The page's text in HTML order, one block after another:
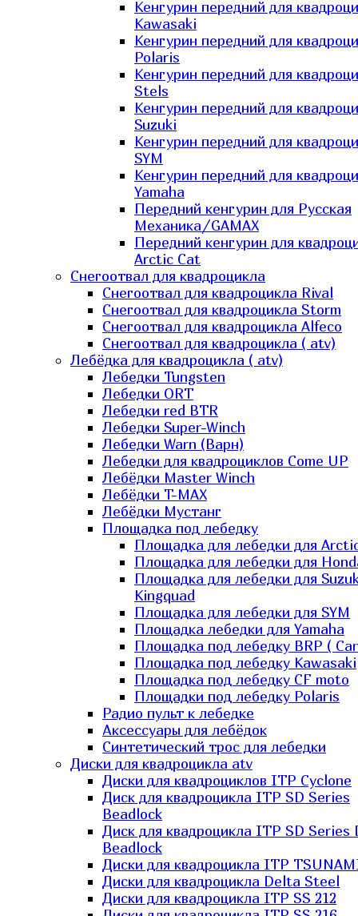
Кенгурин передний для
Kawasaki
Кенгурин передний для
Polaris
Кенгурин передний для
Stels
Кенгурин передний для
Suzuki
Кенгурин передний для
SYM
Кенгурин передний для
Yamaha
Передний кенгурин для Русская
Механика/GAMAX
Передний кенгурин для
Arctic Cat
Снегоотвал для квадроцикла
Снегоотвал для квадроцикла Rival
Снегоотвал для квадроцикла Storm
Снегоотвал для квадроцикла Alfeco
Снегоотвал для квадроцикла ( atv)
Лебёдка для квадроцикла ( atv)
Лебедки Tungsten
Лебедки ORT
Лебедки red BTR
Лебедки Super-Winch
Лебедки Warn (Варн)
Лебедки для квадроциклов Come UP
Лебёдки Master Winch
Лебёдки T-MAX
Лебёдки Мустанг
Площадка под лебедку
Площадка для лебедки для
Площадка для лебедки для
Площадка для лебедки для
Kingquad
Площадка для лебедки для SYM
Площадка лебедки для Yamaha
Площадка под лебедку BRP (
Площадка под лебедку Kawasaki
Площадка под лебедку СF moto
Площадки под лебедку Polaris
Радио пульт к лебедке
Аксессуары для лебёдок
Синтетический трос для лебедки
Диски для квадроцикла atv
Диски для квадроциклов ITP Cyclone
Диск для квадроцикла ITP SD Series
Beadlock
Диск для квадроцикла ITP SD Series
Beadlock
Диски для квадроцикла ITP
Диски для квадроцикла Delta Steel
Диски для квадроцикла ITP SS 212